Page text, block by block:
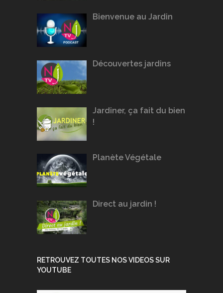
Bienvenue au Jardin
Découvertes jardins
Jardiner, ça fait du bien
!
Planète Végétale
Direct au jardin !
RETROUVEZ TOUTES NOS VIDEOS SUR
YOUTUBE